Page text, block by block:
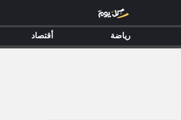
رياضة أقتصاد